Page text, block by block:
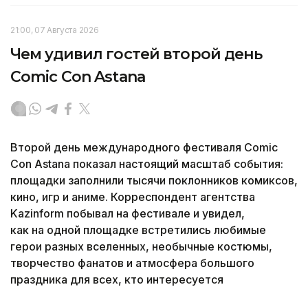
21:00, 07 Августа 2026
Чем удивил гостей второй день
Comic Con Astana
Второй день международного фестиваля Comic
Con Astana показал настоящий масштаб события:
площадки заполнили тысячи поклонников комиксов,
кино, игр и аниме. Корреспондент агентства
Kazinform побывал на фестивале и увидел,
как на одной площадке встретились любимые
герои разных вселенных, необычные костюмы,
творчество фанатов и атмосфера большого
праздника для всех, кто интересуется